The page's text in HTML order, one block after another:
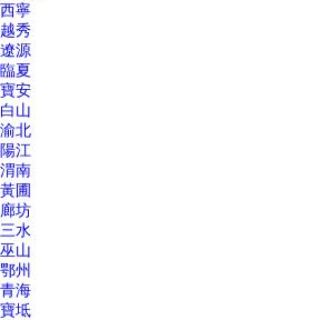
西寧
越秀
遼源
臨夏
寶安
白山
渝北
陽江
渭南
黃圃
廊坊
三水
巫山
鄂州
青海
寶坻